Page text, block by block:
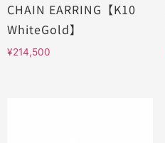
CHAIN EARRING【K10
WhiteGold】
¥214,500